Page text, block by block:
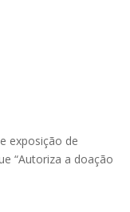
exposição de
“Autoriza a doação